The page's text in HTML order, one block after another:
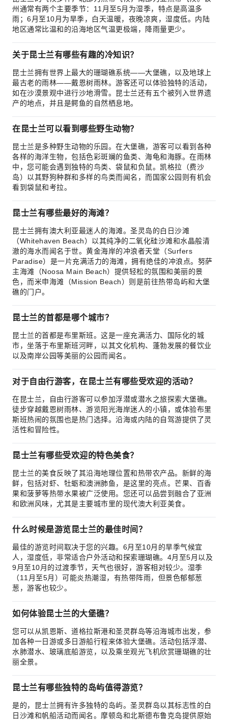
州通常有两个主要季节：11月至5月为湿季，特点是高温多
雨；6月至10月为旱季，白天温暖，夜晚凉爽，湿度低。内陆
地区通常比温和的沿海地区气温更极端，降雨量更少。
关于昆士兰有哪些有趣的冷知识？
昆士兰拥有世界上最大的珊瑚礁系统——大堡礁，以及地球上
最古老的雨林——戴恩树雨林。游客还可以体验独特的活动，
如在沙漠景观中进行沙地滑雪。昆士兰还有五个被列入世界遗
产的地点，并且是鳄鱼的自然栖息地。
在昆士兰可以看到哪些野生动物？
昆士兰是多种野生动物的乐园。在大堡礁，游客可以看到各种
各样的海洋生物，包括色彩斑斓的鱼类、海龟和海豚。在雨林
中，您可能会遇到独特的鸟类、袋鼠和负鼠。凯格拉（费沙
岛）以其野狗种群和多样的鸟类而闻名，而国家公园则有机会
看到袋鼠和考拉。
昆士兰有哪些最好的海滩？
昆士兰拥有澳大利亚最迷人的海滩。圣灵岛的白日沙滩
（Whitehaven Beach）以其纯净的二氧化硅沙滩和水晶般清
澈的海水而闻名于世。黄金海岸的冲浪者天堂（Surfers
Paradise）是一片充满活力的海滩，拥有绝佳的冲浪点。努萨
主海滩（Noosa Main Beach）提供轻松的氛围和美丽的景
色，而米申海滩（Mission Beach）则是前往热带岛屿和大堡
礁的门户。
昆士兰的首都是哪个城市？
昆士兰的首都是布里斯班。这是一座充满活力、国际化的城
市，坐落于布里斯班河畔，以其文化机构、蓬勃发展的餐饮业
以及南岸公园等美丽的公园而闻名。
对于自由行游客，在昆士兰有哪些受欢迎的活动？
在昆士兰，自由行游客可以参加浮潜或潜水之旅探索大堡礁。
徒步穿越戴恩树雨林、游览阳光海岸迷人的小镇，或体验布里
斯班热闹的氛围也是热门选择。沿海或内陆的自驾游提供了灵
活性和冒险性。
昆士兰有哪些受欢迎的特色美食？
昆士兰的美食反映了其沿海地理位置和热带农产品。新鲜的海
鲜，包括对虾、牡蛎和澳洲肺鱼，是这里的亮点。芒果、百香
果和菠萝等热带水果被广泛使用。您还可以品尝到融合了亚洲
和欧洲风味，尤其是主要城市里的现代澳大利亚美食。
什么时候是游览昆士兰的最佳时间？
最佳的游览时间取决于您的兴趣。6月至10月的旱季气候宜
人，湿度低，非常适合户外活动和探索珊瑚礁。4月至5月以及
9月至10月的过渡季节，天气也很好，游客相对较少。湿季
（11月至5月）可能炎热潮湿，有热带阵雨，但景色郁郁葱
葱，游客也较少。
如何体验昆士兰的大堡礁？
您可以从凯恩斯、道格拉斯港和圣灵群岛等沿海城市出发，参
加各种一日游或多日游船行程来体验大堡礁。活动包括浮潜、
水肺潜水、玻璃底船游览，以及乘坐观光飞机欣赏珊瑚礁的壮
丽全景。
昆士兰有哪些独特的岛屿值得游览？
是的，昆士兰拥有许多独特的岛屿。圣灵群岛以其标志性的白
日沙滩和帆船活动而闻名。摩顿岛和北斯德布鲁克岛提供原始